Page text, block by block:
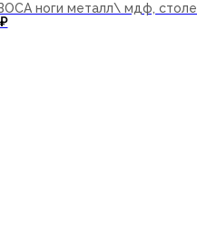
ноги металл\ мдф,
₽